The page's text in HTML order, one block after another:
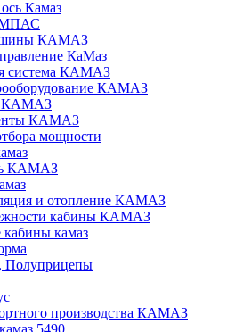
Камаз
шины КАМАЗ
КаМаз
система КАМАЗ
КАМАЗ
КАМАЗ
КАМАЗ
мощности
КАМАЗ
и отопление КАМАЗ
кабины КАМАЗ
камаз
Полуприцепы
производства КАМАЗ
5490